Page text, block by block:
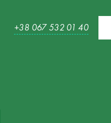
+38 067 532 01 40